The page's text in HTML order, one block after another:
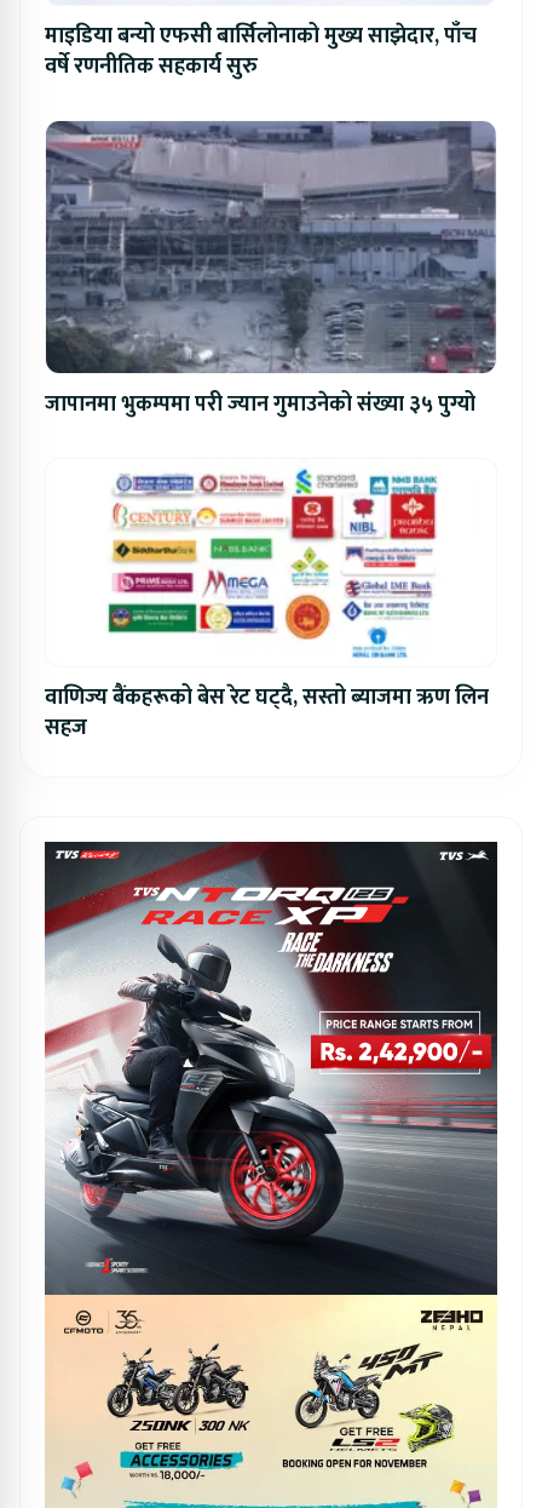
माइडिया बन्यो एफसी बार्सिलोनाको मुख्य साझेदार, पाँच
वर्षे रणनीतिक सहकार्य सुरु
जापानमा भुकम्पमा परी ज्यान गुमाउनेको संख्या ३५ पुग्यो
वाणिज्य बैंकहरूको बेस रेट घट्दै, सस्तो ब्याजमा ऋण लिन
सहज